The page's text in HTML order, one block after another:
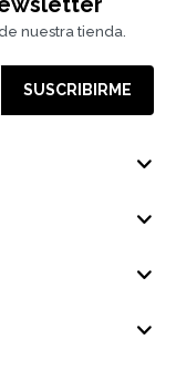
nuestra tienda.
SUSCRIBIRME